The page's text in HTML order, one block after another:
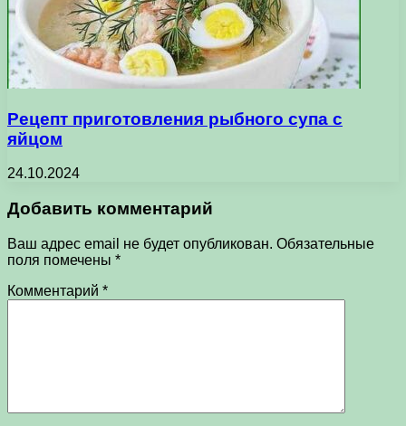
Рецепт приготовления рыбного супа с
яйцом
24.10.2024
Добавить комментарий
Ваш адрес email не будет опубликован. Обязательные
поля помечены *
Комментарий *